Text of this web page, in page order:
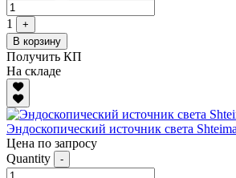
1
+
В корзину
Получить КП
На складе
Эндоскопический источник света
Цена по запросу
Quantity
-